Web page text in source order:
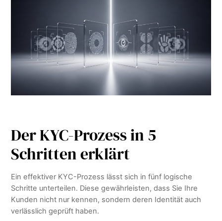
Der KYC-Prozess in 5
Schritten erklärt
Ein effektiver KYC-Prozess lässt sich in fünf logische
Schritte unterteilen. Diese gewährleisten, dass Sie Ihre
Kunden nicht nur kennen, sondern deren Identität auch
verlässlich geprüft haben.